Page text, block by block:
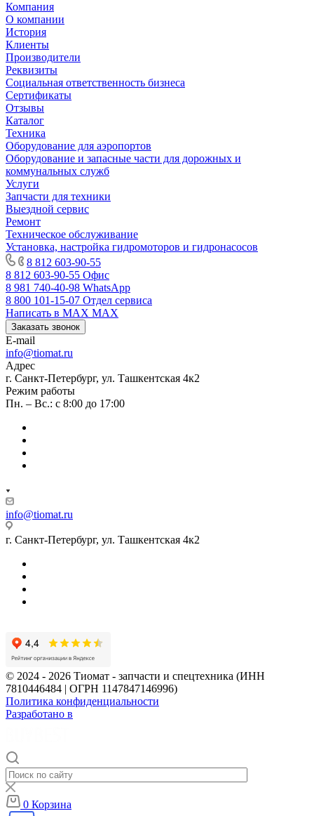
Компания
О компании
История
Клиенты
Производители
Реквизиты
Социальная ответственность бизнеса
Сертификаты
Отзывы
Каталог
Техника
Оборудование для аэропортов
Оборудование и запасные части для дорожных и
коммунальных служб
Услуги
Запчасти для техники
Выездной сервис
Ремонт
Техническое обслуживание
Установка, настройка гидромоторов и гидронасосов
8 812 603-90-55
8 812 603-90-55 Офис
8 981 740-40-98 WhatsApp
8 800 101-15-07 Отдел сервиса
Написать в MAX MAX
Заказать звонок
E-mail
info@tiomat.ru
Адрес
г. Санкт-Петербург, ул. Ташкентская 4к2
Режим работы
Пн. – Вс.: с 8:00 до 17:00
info@tiomat.ru
г. Санкт-Петербург, ул. Ташкентская 4к2
© 2024 - 2026 Тиомат - запчасти и спецтехника (ИНН
7810446484 | ОГРН 1147847146996)
Политика конфиденциальности
Разработано в
0 Корзина